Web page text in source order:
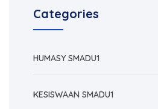
Categories
HUMASY SMADU1
KESISWAAN SMADU1